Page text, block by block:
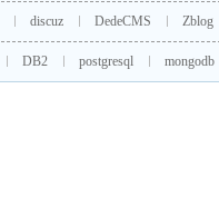
discuz DedeCMS Zblog
DB2 postgresql mongodb